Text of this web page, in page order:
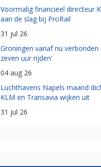
Voormalig financieel directeur
aan de slag bij ProRail
31 jul 26
Groningen vanaf nu
zeven uur rijden'
04 aug 26
Luchthavens Napels maand
KLM en Transavia wijken uit
31 jul 26